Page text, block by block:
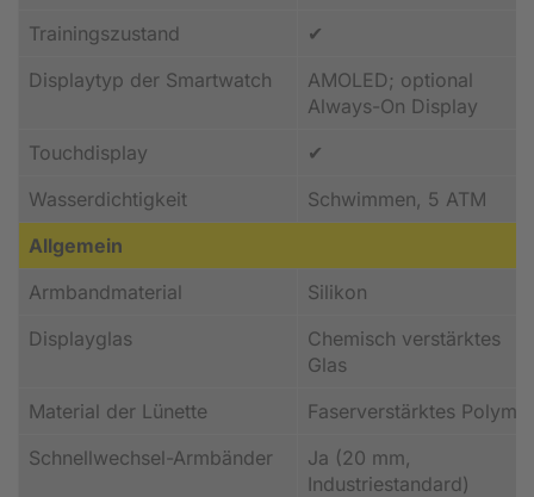
Trainingszustand
✔
Displaytyp der Smartwatch
AMOLED; optional
Always-On Display
Touchdisplay
✔
Wasserdichtigkeit
Schwimmen, 5 ATM
Allgemein
Armbandmaterial
Silikon
Displayglas
Chemisch verstärktes
Glas
Material der Lünette
Faserverstärktes Polymer
Schnellwechsel-Armbänder
Ja (20 mm,
Industriestandard)